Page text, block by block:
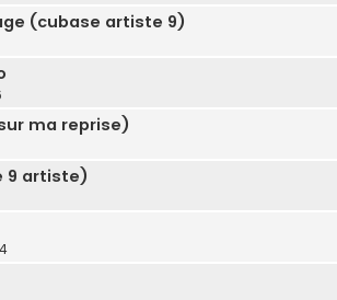
(cubase artiste 9)
ma reprise)
9 artiste)